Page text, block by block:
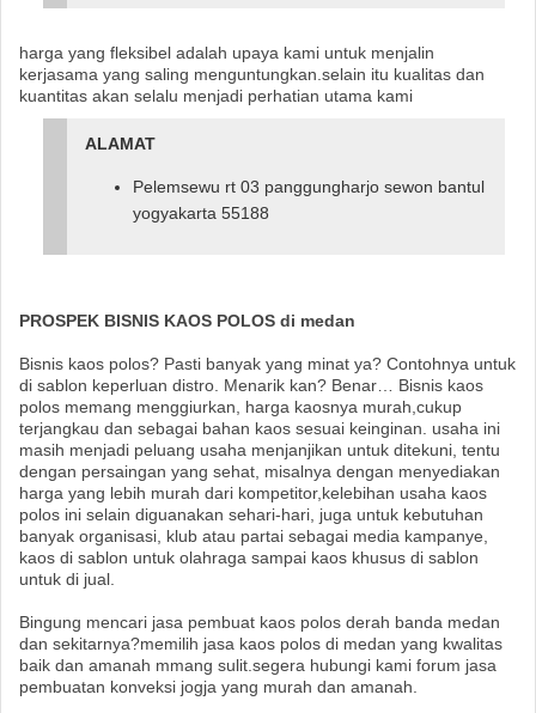
harga yang fleksibel adalah upaya kami untuk menjalin
kerjasama yang saling menguntungkan.selain itu kualitas dan
kuantitas akan selalu menjadi perhatian utama kami
ALAMAT
Pelemsewu rt 03 panggungharjo sewon bantul
yogyakarta 55188
PROSPEK BISNIS KAOS POLOS di medan
Bisnis kaos polos? Pasti banyak yang minat ya? Contohnya untuk
di sablon keperluan distro. Menarik kan? Benar… Bisnis kaos
polos memang menggiurkan, harga kaosnya murah,cukup
terjangkau dan sebagai bahan kaos sesuai keinginan. usaha ini
masih menjadi peluang usaha menjanjikan untuk ditekuni, tentu
dengan persaingan yang sehat, misalnya dengan menyediakan
harga yang lebih murah dari kompetitor,kelebihan usaha kaos
polos ini selain diguanakan sehari-hari, juga untuk kebutuhan
banyak organisasi, klub atau partai sebagai media kampanye,
kaos di sablon untuk olahraga sampai kaos khusus di sablon
untuk di jual.
Bingung mencari jasa pembuat kaos polos derah banda medan
dan sekitarnya?memilih jasa kaos polos di medan yang kwalitas
baik dan amanah mmang sulit.segera hubungi kami forum jasa
pembuatan konveksi jogja yang murah dan amanah.